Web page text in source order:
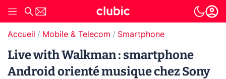
Accueil Mobile & Telecom Smartphone
Live with Walkman : smartphone
Android orienté musique chez Sony